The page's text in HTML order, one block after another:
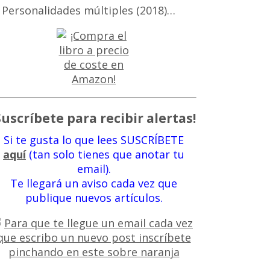
múltiples (2018)…
para recibir alertas!
Si te gusta lo que lees SUSCRÍBETE
aquí(tan solo tienes que anotar tu
email).
Te llegará un aviso cada vez que
publique nuevos artículos.